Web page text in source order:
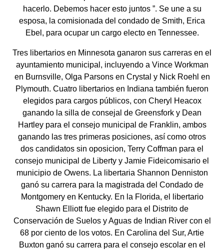
hacerlo. Debemos hacer esto juntos ”. Se une a su
esposa, la comisionada del condado de Smith, Erica
Ebel, para ocupar un cargo electo en Tennessee.
Tres libertarios en Minnesota ganaron sus carreras en el
ayuntamiento municipal, incluyendo a Vince Workman
en Burnsville, Olga Parsons en Crystal y Nick Roehl en
Plymouth. Cuatro libertarios en Indiana también fueron
elegidos para cargos públicos, con Cheryl Heacox
ganando la silla de consejal de Greensfork y Dean
Hartley para el consejo municipal de Franklin, ambos
ganando las tres primeras posiciones, así como otros
dos candidatos sin oposicion, Terry Coffman para el
consejo municipal de Liberty y Jamie Fideicomisario el
municipio de Owens. La libertaria Shannon Denniston
ganó su carrera para la magistrada del Condado de
Montgomery en Kentucky. En la Florida, el libertario
Shawn Elliott fue elegido para el Distrito de
Conservación de Suelos y Aguas de Indian River con el
68 por ciento de los votos. En Carolina del Sur, Artie
Buxton ganó su carrera para el consejo escolar en el